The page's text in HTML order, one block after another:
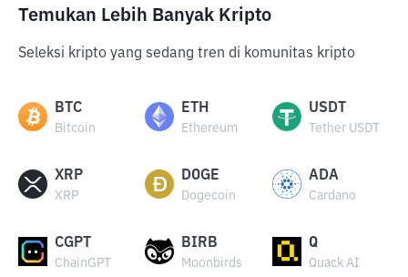
Temukan Lebih Banyak Kripto
Seleksi kripto yang sedang tren di komunitas kripto
BTC
Bitcoin
ETH
Ethereum
USDT
Tether USDT
XRP
XRP
DOGE
Dogecoin
ADA
Cardano
CGPT
ChainGPT
BIRB
Moonbirds
Q
Quack AI